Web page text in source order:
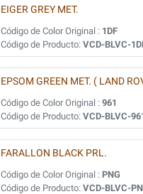
EIGER GREY MET.
Código de Color Original : 1DF
Código de Producto: VCD-BLVC-
EPSOM GREEN MET. ( LAND
Código de Color Original : 961
Código de Producto: VCD-BLVC-
FARALLON BLACK PRL.
Código de Color Original : PNG
Código de Producto: VCD-BLVC-